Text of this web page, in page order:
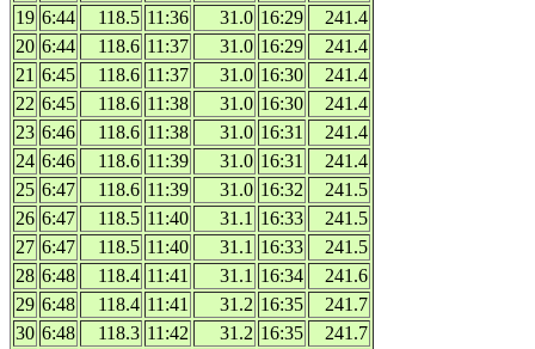
19 6:44 118.5 11:36 31.0 16:29
241.4
20 6:44 118.6 11:37 31.0 16:29
241.4
21 6:45 118.6 11:37 31.0 16:30
241.4
22 6:45 118.6 11:38 31.0 16:30
241.4
23 6:46 118.6 11:38 31.0 16:31
241.4
24 6:46 118.6 11:39 31.0 16:31
241.4
25 6:47 118.6 11:39 31.0 16:32
241.5
26 6:47 118.5 11:40 31.1 16:33
241.5
27 6:47 118.5 11:40 31.1 16:33
241.5
28 6:48 118.4 11:41 31.1 16:34
241.6
29 6:48 118.4 11:41 31.2 16:35
241.7
30 6:48 118.3 11:42 31.2 16:35
241.7